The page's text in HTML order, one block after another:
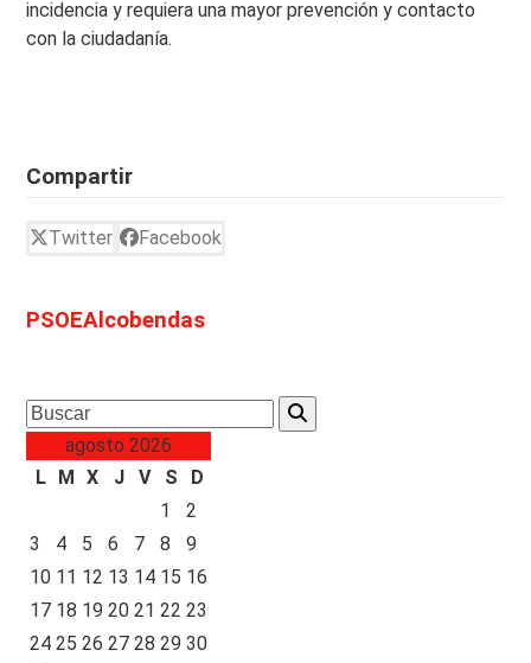
incidencia y requiera una mayor prevención y contacto
con la ciudadanía.
Compartir
Twitter Facebook
PSOEAlcobendas
Search
agosto 2026
L M X J V S
D
1
2
3
4 5 6 7 8
9
10 11 12 13 14 15 16
17 18 19 20 21 22 23
24 25 26 27 28 29 30